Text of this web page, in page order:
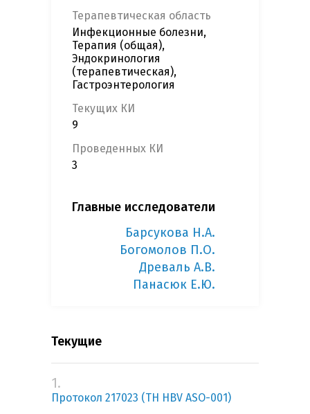
Терапевтическая область
Инфекционные болезни,
Терапия (общая),
Эндокринология
(терапевтическая),
Гастроэнтерология
Текущих КИ
9
Проведенных КИ
3
Главные исследователи
Барсукова Н.А.
Богомолов П.О.
Древаль А.В.
Панасюк Е.Ю.
Текущие
1.
Протокол 217023 (TH HBV ASO-001)